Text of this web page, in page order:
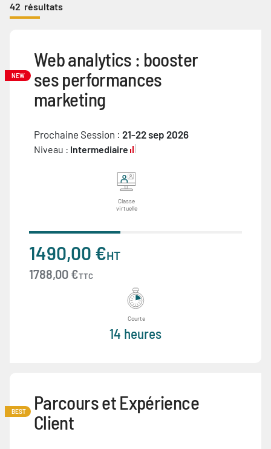
42 résultats
NEW
Web analytics : booster
ses performances
marketing
Prochaine Session : 21-22 sep 2026
Niveau : Intermediaire
Classe
virtuelle
1490,00 €HT
1788,00 €TTC
Courte
14 heures
BEST
Parcours et Expérience
Client